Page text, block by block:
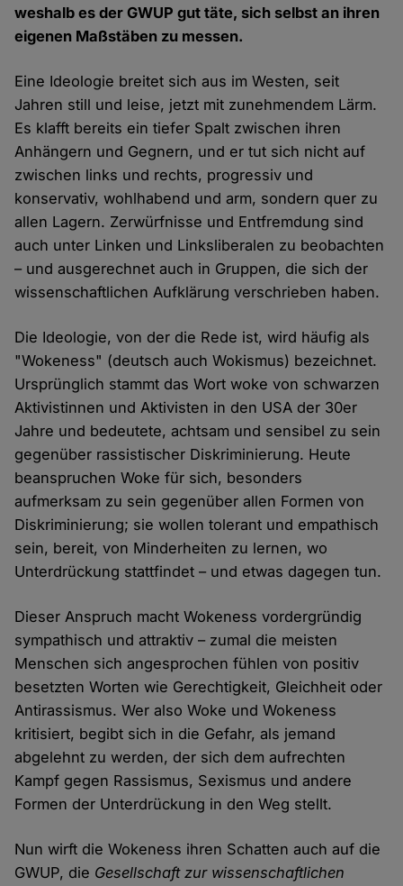
weshalb es der GWUP gut täte, sich selbst an ihren
eigenen Maßstäben zu messen.
Eine Ideologie breitet sich aus im Westen, seit
Jahren still und leise, jetzt mit zunehmendem Lärm.
Es klafft bereits ein tiefer Spalt zwischen ihren
Anhängern und Gegnern, und er tut sich nicht auf
zwischen links und rechts, progressiv und
konservativ, wohlhabend und arm, sondern quer zu
allen Lagern. Zerwürfnisse und Entfremdung sind
auch unter Linken und Linksliberalen zu beobachten
– und ausgerechnet auch in Gruppen, die sich der
wissenschaftlichen Aufklärung verschrieben haben.
Die Ideologie, von der die Rede ist, wird häufig als
"Wokeness" (deutsch auch Wokismus) bezeichnet.
Ursprünglich stammt das Wort woke von schwarzen
Aktivistinnen und Aktivisten in den USA der 30er
Jahre und bedeutete, achtsam und sensibel zu sein
gegenüber rassistischer Diskriminierung. Heute
beanspruchen Woke für sich, besonders
aufmerksam zu sein gegenüber allen Formen von
Diskriminierung; sie wollen tolerant und empathisch
sein, bereit, von Minderheiten zu lernen, wo
Unterdrückung stattfindet – und etwas dagegen tun.
Dieser Anspruch macht Wokeness vordergründig
sympathisch und attraktiv – zumal die meisten
Menschen sich angesprochen fühlen von positiv
besetzten Worten wie Gerechtigkeit, Gleichheit oder
Antirassismus. Wer also Woke und Wokeness
kritisiert, begibt sich in die Gefahr, als jemand
abgelehnt zu werden, der sich dem aufrechten
Kampf gegen Rassismus, Sexismus und andere
Formen der Unterdrückung in den Weg stellt.
Nun wirft die Wokeness ihren Schatten auch auf die
GWUP, die Gesellschaft zur wissenschaftlichen